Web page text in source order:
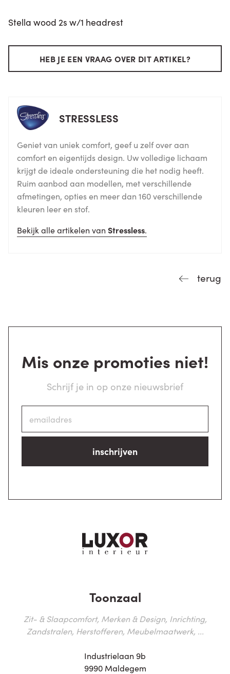
Stella wood 2s w/1 headrest
HEB JE EEN VRAAG OVER DIT ARTIKEL?
STRESSLESS
Geniet van uniek comfort, geef u zelf over aan
comfort en eigentijds design. Uw volledige lichaam
krijgt de ideale ondersteuning die het nodig heeft.
Ruim aanbod aan modellen, met verschillende
afmetingen, opties en meer dan 160 verschillende
kleuren leer en stof.
Bekijk alle artikelen van Stressless.
terug
Mis onze promoties niet!
Schrijf je in op onze nieuwsbrief
inschrijven
Toonzaal
Zit- & Slaapcomfort, Merken & Design, Inrichting,
Zandstralen, Herstofferen, Meubelmaatwerk, ...
Industrielaan 9b
9990 Maldegem